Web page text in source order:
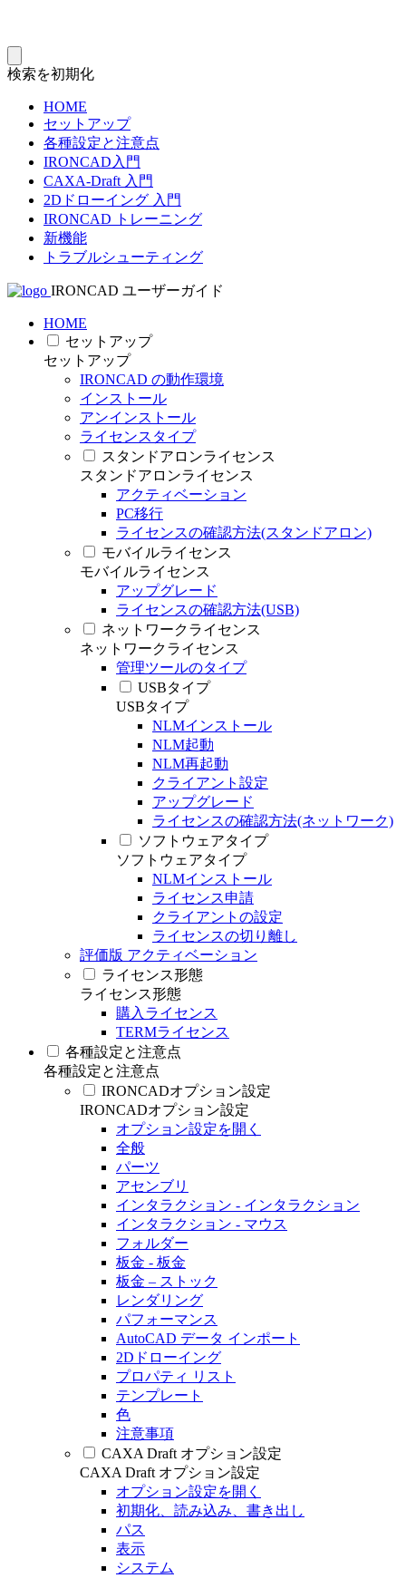
検索を初期化
HOME
セットアップ
各種設定と注意点
IRONCAD入門
CAXA-Draft 入門
2Dドローイング 入門
IRONCAD トレーニング
新機能
トラブルシューティング
IRONCAD ユーザーガイド
HOME
セットアップ
セットアップ
IRONCAD の動作環境
インストール
アンインストール
ライセンスタイプ
スタンドアロンライセンス
スタンドアロンライセンス
アクティベーション
PC移行
ライセンスの確認方法(スタンドアロン)
モバイルライセンス
モバイルライセンス
アップグレード
ライセンスの確認方法(USB)
ネットワークライセンス
ネットワークライセンス
管理ツールのタイプ
USBタイプ
USBタイプ
NLMインストール
NLM起動
NLM再起動
クライアント設定
アップグレード
ライセンスの確認方法(ネットワーク)
ソフトウェアタイプ
ソフトウェアタイプ
NLMインストール
ライセンス申請
クライアントの設定
ライセンスの切り離し
評価版 アクティベーション
ライセンス形態
ライセンス形態
購入ライセンス
TERMライセンス
各種設定と注意点
各種設定と注意点
IRONCADオプション設定
IRONCADオプション設定
オプション設定を開く
全般
パーツ
アセンブリ
インタラクション - インタラクション
インタラクション - マウス
フォルダー
板金 - 板金
板金 – ストック
レンダリング
パフォーマンス
AutoCAD データ インポート
2Dドローイング
プロパティ リスト
テンプレート
色
注意事項
CAXA Draft オプション設定
CAXA Draft オプション設定
オプション設定を開く
初期化、読み込み、書き出し
パス
表示
システム